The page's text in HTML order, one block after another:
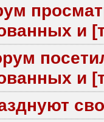
и
и